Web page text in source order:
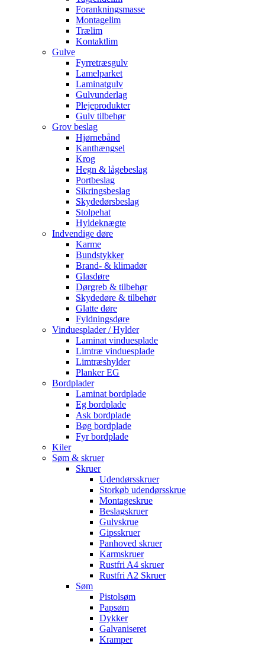
Forankningsmasse
Montagelim
Trælim
Kontaktlim
Gulve
Fyrretræsgulv
Lamelparket
Laminatgulv
Gulvunderlag
Plejeprodukter
Gulv tilbehør
Grov beslag
Hjørnebånd
Kanthængsel
Krog
Hegn & lågebeslag
Portbeslag
Sikringsbeslag
Skydedørsbeslag
Stolpehat
Hyldeknægte
Indvendige døre
Karme
Bundstykker
Brand- & klimadør
Glasdøre
Dørgreb & tilbehør
Skydedøre & tilbehør
Glatte døre
Fyldningsdøre
Vinduesplader / Hylder
Laminat vinduesplade
Limtræ vinduesplade
Limtræshylder
Planker EG
Bordplader
Laminat bordplade
Eg bordplade
Ask bordplade
Bøg bordplade
Fyr bordplade
Kiler
Søm & skruer
Skruer
Udendørsskruer
Storkøb udendørsskrue
Montageskrue
Beslagskruer
Gulvskrue
Gipsskruer
Panhoved skruer
Karmskruer
Rustfri A4 skruer
Rustfri A2 Skruer
Søm
Pistolsøm
Papsøm
Dykker
Galvaniseret
Kramper